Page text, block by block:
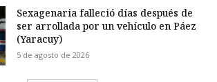
Sexagenaria falleció días después de
ser arrollada por un vehículo en Páez
(Yaracuy)
5 de agosto de 2026